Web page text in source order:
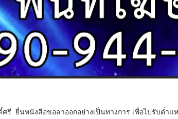
รี ยื่นหนังสือขอลาออกอย่างเป็นทางการ เพื่อไปรับต่ำ